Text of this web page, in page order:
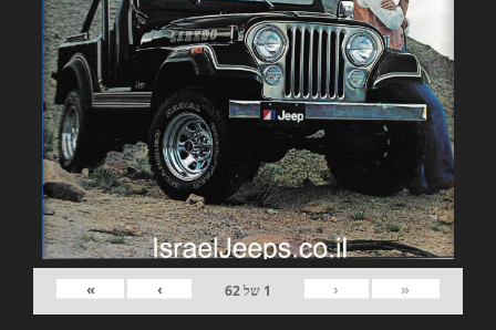
«
‹
1 של62
›
»